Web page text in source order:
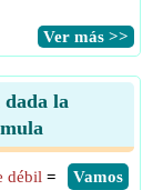
​Ver más >>
dada la
​Vamos
débil =